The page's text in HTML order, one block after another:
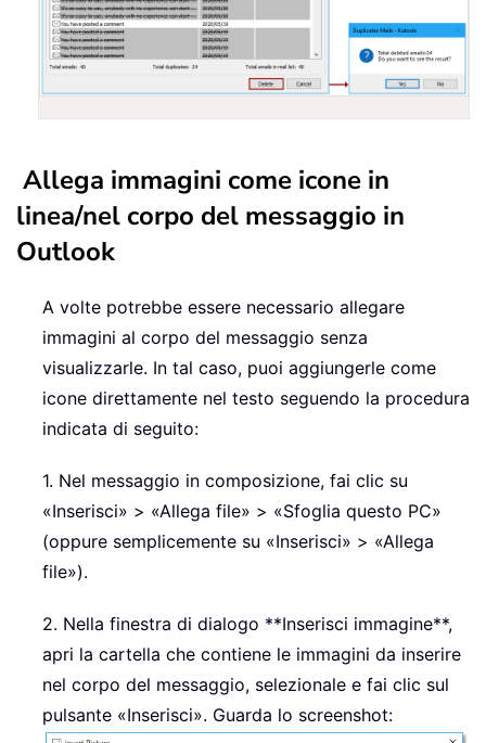
Allega immagini come icone in
linea/nel corpo del messaggio in
Outlook
A volte potrebbe essere necessario allegare
immagini al corpo del messaggio senza
visualizzarle. In tal caso, puoi aggiungerle come
icone direttamente nel testo seguendo la procedura
indicata di seguito:
1. Nel messaggio in composizione, fai clic su
«Inserisci» > «Allega file» > «Sfoglia questo PC»
(oppure semplicemente su «Inserisci» > «Allega
file»).
2. Nella finestra di dialogo **Inserisci immagine**,
apri la cartella che contiene le immagini da inserire
nel corpo del messaggio, selezionale e fai clic sul
pulsante «Inserisci». Guarda lo screenshot: